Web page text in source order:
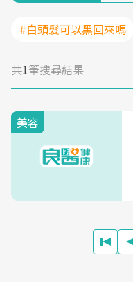
#白頭髮可以黑回來嗎
共1筆搜尋結果
美容